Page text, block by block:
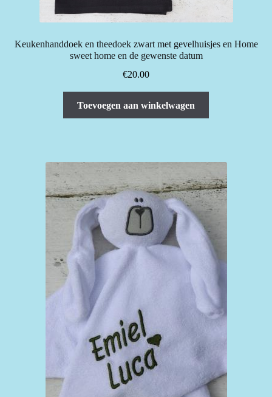
Keukenhanddoek en theedoek zwart met gevelhuisjes en Home
sweet home en de gewenste datum
€20.00
Toevoegen aan winkelwagen